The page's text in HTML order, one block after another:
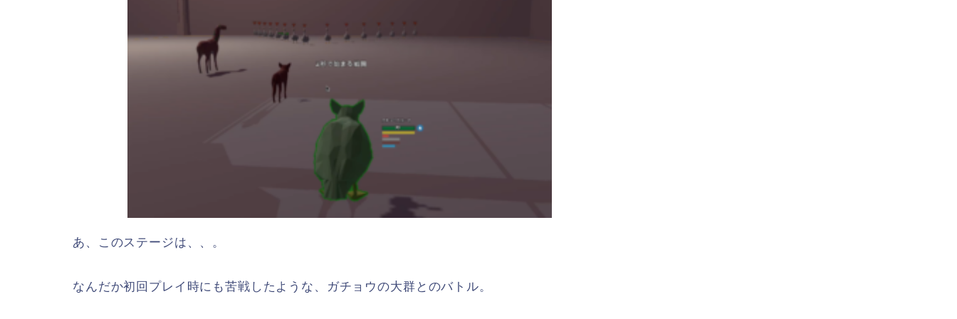
あ、このステージは、、。
なんだか初回プレイ時にも苦戦したような、ガチョウの大群とのバトル。